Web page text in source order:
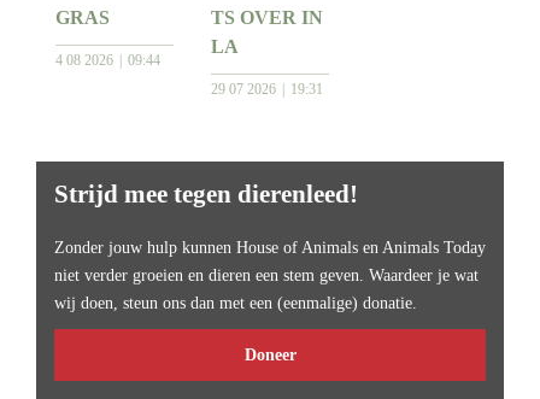
GRAS
4 08 2026 09:44
TS OVER IN
LA
29 07 2026 19:31
Strijd mee tegen dierenleed!
Zonder jouw hulp kunnen House of Animals en Animals Today
niet verder groeien en dieren een stem geven. Waardeer je wat
wij doen, steun ons dan met een (eenmalige) donatie.
Doneer